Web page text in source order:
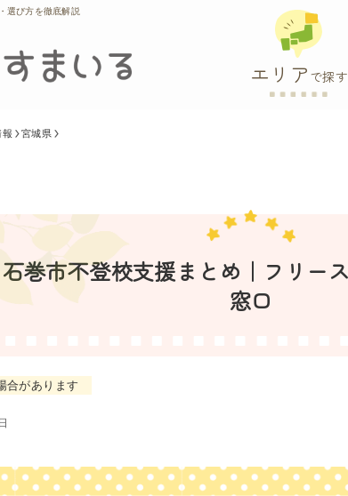
選び方を徹底解説
エリア で探す
宮城県
石巻市不登校支援まとめ｜フリー
窓口
合があります